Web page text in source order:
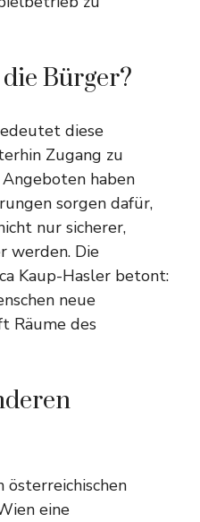
Bürger?
diese
Zugang zu
haben
sorgen dafür,
nur sicherer,
werden. Die
Kaup-Hasler betont:
neue
Räume des
österreichischen
eine